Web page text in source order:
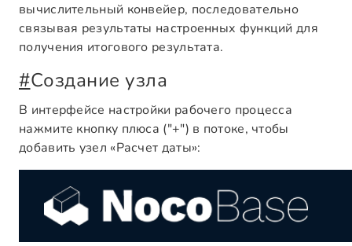
вычислительный конвейер, последовательно
связывая результаты настроенных функций для
получения итогового результата.
#Создание узла
В интерфейсе настройки рабочего процесса
нажмите кнопку плюса ("+") в потоке, чтобы
добавить узел «Расчет даты»: